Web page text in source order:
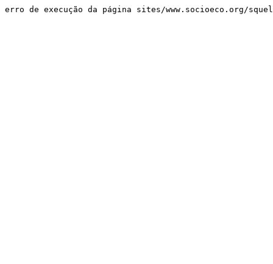
erro de execução da página sites/www.socioeco.org/